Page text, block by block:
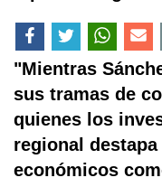
"Mientras
sus tramas de
quienes los
regional
económicos